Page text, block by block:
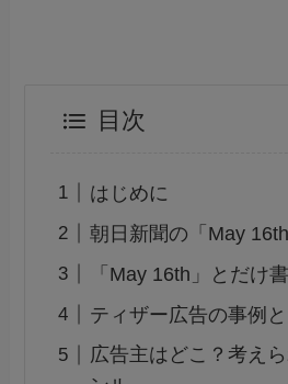
目次
はじめに
朝日新聞の「May
「May 16th」とだけ
ティザー広告の事例
広告主はどこ？考え